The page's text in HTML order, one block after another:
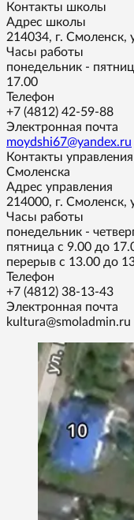
Контакты школы
Адрес школы
214034, г. Смоленск,
Часы работы
понедельник -
17.00
Телефон
+7 (4812) 42-59-88
Электронная почта
moydshi67@yandex.ru
Контакты
Смоленска
Адрес управления
214000, г. Смоленск,
Часы работы
понедельник -
пятница с 9.00 до
перерыв с 13.00 до
Телефон
+7 (4812) 38-13-43
Электронная почта
kultura@smoladmin.ru